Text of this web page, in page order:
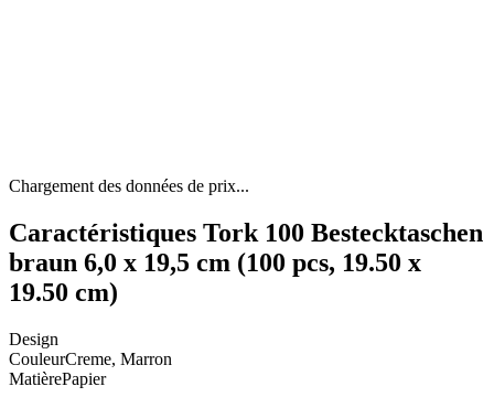
Chargement des données de prix...
Caractéristiques Tork 100 Bestecktaschen
braun 6,0 x 19,5 cm (100 pcs, 19.50 x
19.50 cm)
Design
CouleurCreme, Marron
MatièrePapier